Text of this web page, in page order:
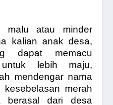
malu atau minder
kalian anak desa,
dapat memacu
lebih maju,
mendengar nama
merah
berasal dari desa